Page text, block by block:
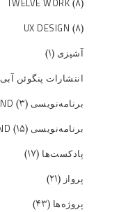
UX DESIGN (۸)
آشپزی (۱)
انتشارات پنگوئن آبی
برنامه‌نویسی BACK END (۳)
برنامه‌نویسی FRONT END (۱۵)
پادکست‌ها (۱۷)
پرواز (۲۱)
پروژه‌ها (۴۳)